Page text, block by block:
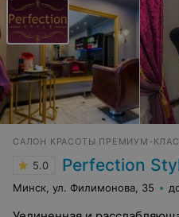
САЛОН КРАСОТЫ ПРЕМИУМ-
5.0 Perfection
Минск, ул. Филимонова, 35